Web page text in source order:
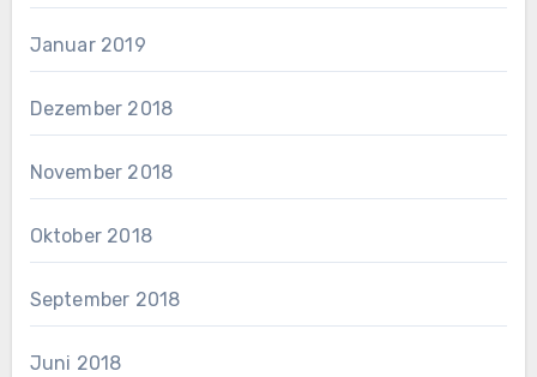
Januar 2019
Dezember 2018
November 2018
Oktober 2018
September 2018
Juni 2018